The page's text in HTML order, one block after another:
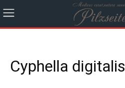
Cyphella digitalis